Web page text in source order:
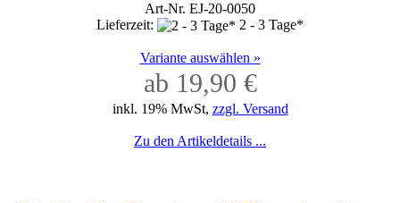
Art-Nr. EJ-20-0050
Lieferzeit:
2 - 3 Tage*
Variante auswählen »
ab 19,90 €
inkl. 19% MwSt, zzgl. Versand
Zu den Artikeldetails ...